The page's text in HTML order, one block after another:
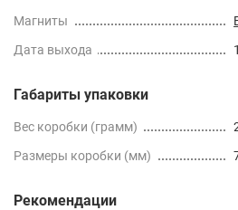
Магниты
Дата выхода
Габариты упаковки
Вес коробки (грамм)
Размеры коробки (мм)
Рекомендации